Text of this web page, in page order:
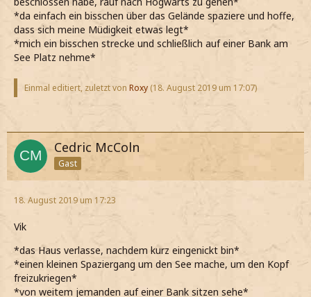
*da einfach ein bisschen über das Gelände spaziere und hoffe,
dass sich meine Müdigkeit etwas legt*
*mich ein bisschen strecke und schließlich auf einer Bank am
See Platz nehme*
Einmal editiert, zuletzt von Roxy (18. August 2019 um 17:07)
Cedric McColn
Gast
18. August 2019 um 17:23
Vik
*das Haus verlasse, nachdem kurz eingenickt bin*
*einen kleinen Spaziergang um den See mache, um den Kopf
freizukriegen*
*von weitem jemanden auf einer Bank sitzen sehe*